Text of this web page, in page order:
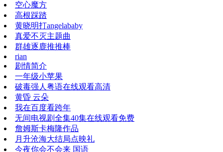
空心魔方
高根踩踏
黄晓明打angelababy
真爱不灭主题曲
群雄逐鹿推推棒
rian
剧情简介
一年级小苹果
破毒强人粤语在线观看高清
黄昏 云朵
我在百度看跨年
无间电视剧全集40集在线观看免费
詹姆斯卡梅隆作品
月升沧海大结局点映礼
今夜你会不会来 国语